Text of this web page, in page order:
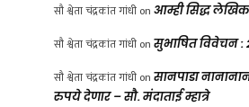
सौ श्वेता चंद्रकांत गांधी on आम्ही सिद्ध
सौ श्वेता चंद्रकांत गांधी on सुभाषित विवेचन :
सौ श्वेता चंद्रकांत गांधी on सानपाडा
रुपये देणार – सौ. मंदाताई म्हात्रे